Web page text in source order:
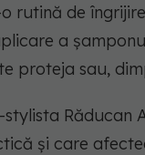
rutină de
a
proteja sau,
stylista Răducan
și care